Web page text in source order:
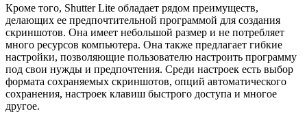
Кроме того, Shutter Lite обладает рядом преимуществ,
делающих ее предпочтительной программой для создания
скриншотов. Она имеет небольшой размер и не потребляет
много ресурсов компьютера. Она также предлагает гибкие
настройки, позволяющие пользователю настроить программу
под свои нужды и предпочтения. Среди настроек есть выбор
формата сохраняемых скриншотов, опций автоматического
сохранения, настроек клавиш быстрого доступа и многое
другое.